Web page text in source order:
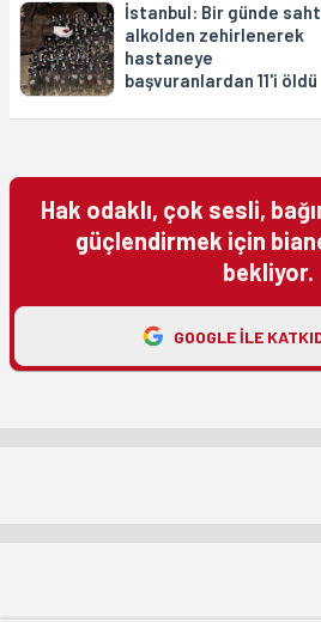
İstanbul: Bir günde
alkolden zehirlenerek
hastaneye
başvuranlardan 11'i öldü
Hak odaklı, çok sesli,
güçlendirmek için
bekliyor.
GOOGLE ILE